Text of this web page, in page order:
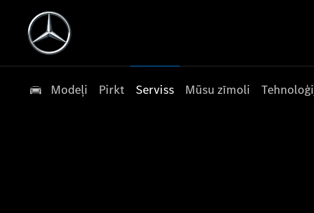
Modeļi Pirkt Serviss Mūsu zīmoli